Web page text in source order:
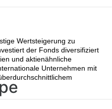
Wertsteigerung zu
der Fonds diversifiziert
und aktienähnliche
Unternehmen mit